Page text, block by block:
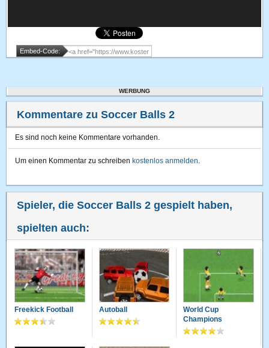
Embed-Code:
WERBUNG
Kommentare zu Soccer Balls 2
Es sind noch keine Kommentare vorhanden.
Um einen Kommentar zu schreiben kostenlos anmelden.
Spieler, die Soccer Balls 2 gespielt haben,
spielten auch:
Freekick Football Autoball
World Cup
Champions